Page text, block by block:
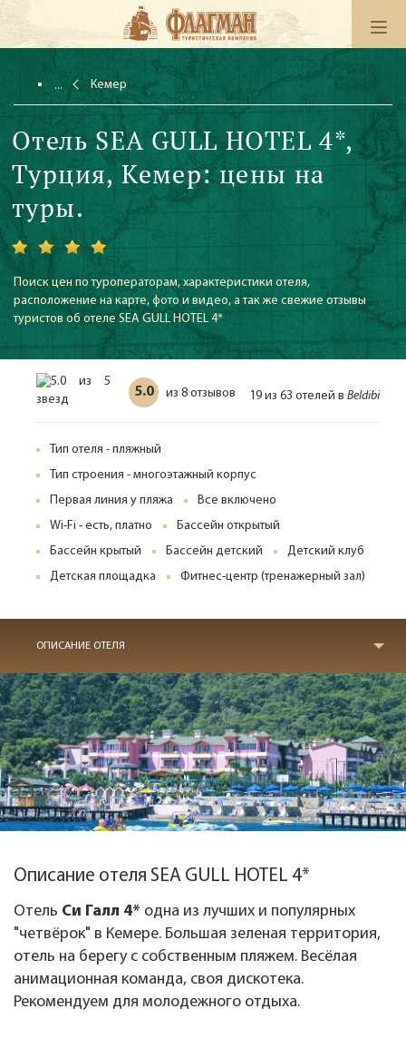
Кемер
Отель SEA GULL HOTEL 4*,
Турция, Кемер: цены на
туры.
Поиск цен по туроператорам, характеристики отеля,
расположение на карте, фото и видео, а так же свежие отзывы
туристов об отеле SEA GULL HOTEL 4*
5.0 из 8 отзывов 19 из 63 отелей в Beldibi
Тип отеля - пляжный
Тип строения - многоэтажный корпус
Первая линия у пляжа
Все включено
Wi-Fi - есть, платно
Бассейн открытый
Бассейн крытый
Бассейн детский
Детский клуб
Детская площадка
Фитнес-центр (тренажерный зал)
ОПИСАНИЕ ОТЕЛЯ
Описание отеля SEA GULL HOTEL 4*
Отель Си Галл 4* одна из лучших и популярных
"четвёрок" в Кемере. Большая зеленая территория,
отель на берегу с собственным пляжем. Весёлая
анимационная команда, своя дискотека.
Рекомендуем для молодежного отдыха.